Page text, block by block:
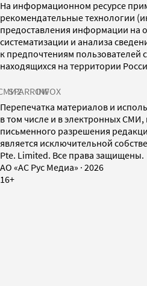
На информационном ресурсе
рекомендательные технологии
предоставления информации на
систематизации и анализа
к предпочтениям пользователей
находящихся на территории
SPARROWINFOX
Перепечатка материалов и
в том числе и в электронных
письменного разрешения
является исключительной
Pte. Limited. Все права защищены.
AO «АС Рус Медиа» · 2026
16+